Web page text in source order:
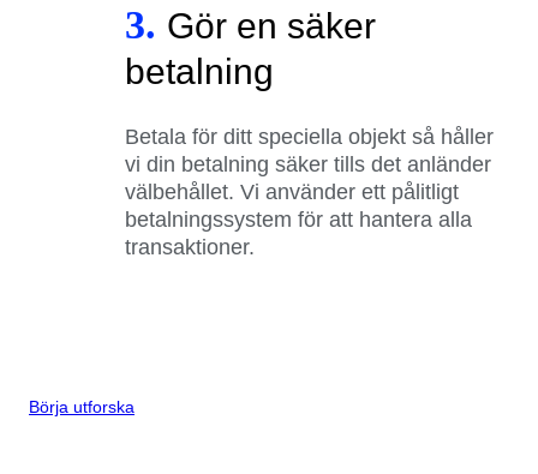
3. Gör en säker
betalning
Betala för ditt speciella objekt så håller
vi din betalning säker tills det anländer
välbehållet. Vi använder ett pålitligt
betalningssystem för att hantera alla
transaktioner.
Börja utforska